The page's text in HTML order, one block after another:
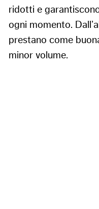
ridotti e
ogni momento.
prestano come
minor volume.